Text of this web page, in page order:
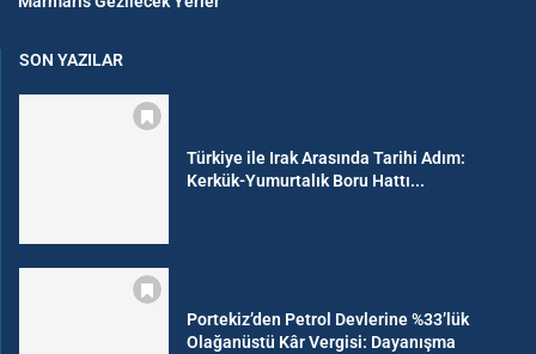
SON YAZILAR
Türkiye ile Irak Arasında Tarihi Adım:
Kerkük-Yumurtalık Boru Hattı...
Portekiz’den Petrol Devlerine %33’lük
Olağanüstü Kâr Vergisi: Dayanışma